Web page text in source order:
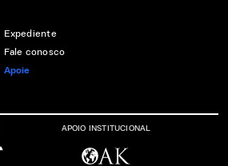
Expediente
Fale conosco
Apoie
APOIO INSTITUCIONAL